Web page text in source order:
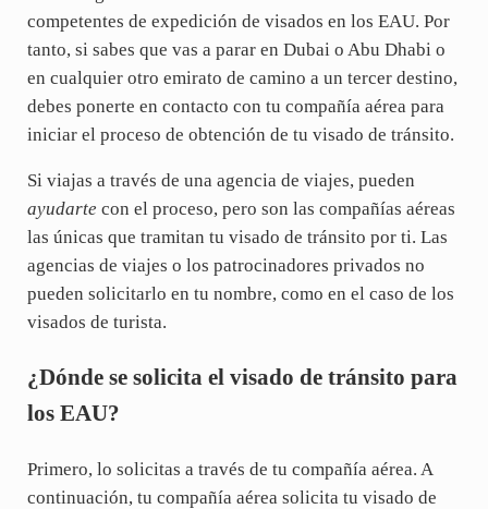
competentes de expedición de visados en los EAU. Por
tanto, si sabes que vas a parar en Dubai o Abu Dhabi o
en cualquier otro emirato de camino a un tercer destino,
debes ponerte en contacto con tu compañía aérea para
iniciar el proceso de obtención de tu visado de tránsito.
Si viajas a través de una agencia de viajes, pueden
ayudarte con el proceso, pero son las compañías aéreas
las únicas que tramitan tu visado de tránsito por ti. Las
agencias de viajes o los patrocinadores privados no
pueden solicitarlo en tu nombre, como en el caso de los
visados de turista.
¿Dónde se solicita el visado de tránsito para
los EAU?
Primero, lo solicitas a través de tu compañía aérea. A
continuación, tu compañía aérea solicita tu visado de